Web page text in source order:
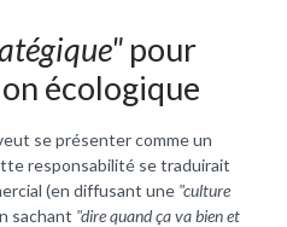
pour
écologique
se présenter comme un
responsabilité se traduirait
(en diffusant une "culture
sachant "dire quand ça va bien et